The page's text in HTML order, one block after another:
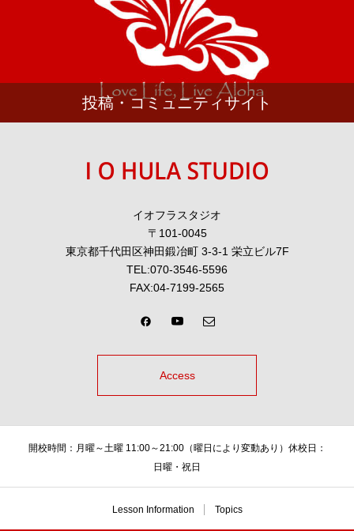
投稿・コミュニティサイト
イオフラスタジオ
〒101-0045
東京都千代田区神田鍛冶町 3-3-1 栄立ビル7F
TEL:070-3546-5596
FAX:04-7199-2565
Access
開校時間：月曜～土曜 11:00～21:00（曜日により変動あり）休校日：
日曜・祝日
Lesson Information Topics